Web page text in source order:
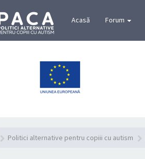
Acasă Forum
Politici alternative pentru copiii cu autism